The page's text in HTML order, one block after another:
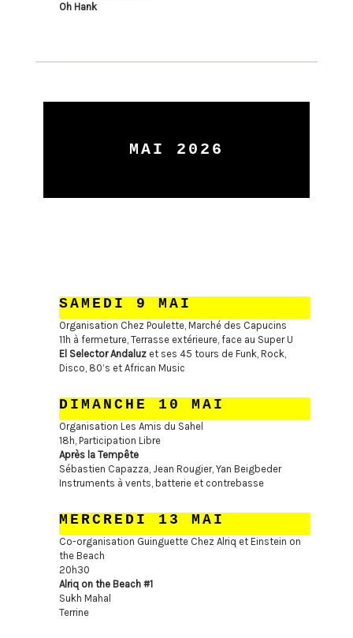
Oh Hank
MAI 2026
SAMEDI 9 MAI
Organisation Chez Poulette, Marché des Capucins
11h à fermeture, Terrasse extérieure, face au Super U
El Selector Andaluzet ses 45 tours de Funk, Rock,
Disco, 80’s et African Music
DIMANCHE 10 MAI
Organisation Les Amis du Sahel
18h, Participation Libre
Après la Tempête
Sébastien Capazza, Jean Rougier, Yan Beigbeder
Instruments à vents, batterie et contrebasse
MERCREDI 13 MAI
Co-organisation Guinguette Chez Alriq et Einstein on
the Beach
20h30
Alriq on the Beach #1
Sukh Mahal
Terrine